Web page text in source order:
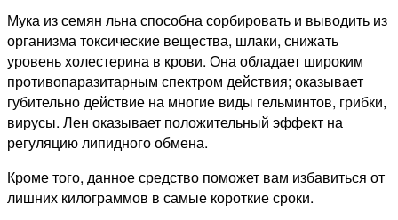
Мука из семян льна способна сорбировать и выводить из
организма токсические вещества, шлаки, снижать
уровень холестерина в крови. Она обладает широким
противопаразитарным спектром действия; оказывает
губительно действие на многие виды гельминтов, грибки,
вирусы. Лен оказывает положительный эффект на
регуляцию липидного обмена.
Кроме того, данное средство поможет вам избавиться от
лишних килограммов в самые короткие сроки.